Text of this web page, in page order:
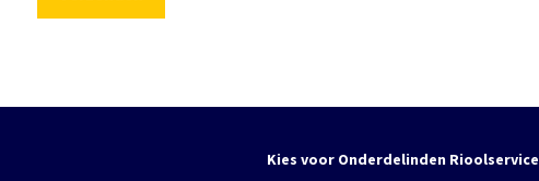
Kies voor Onderdelinden Rioolservice